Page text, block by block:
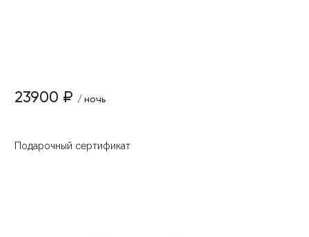
23900 ₽ / ночь
Подарочный сертификат